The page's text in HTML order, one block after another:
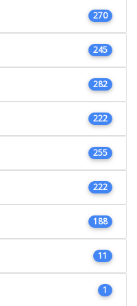
270
245
282
222
255
222
188
11
1